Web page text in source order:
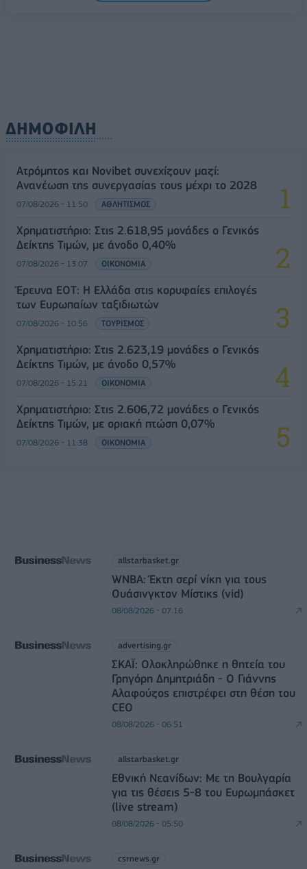
ΔΗΜΟΦΙΛΗ
Ατρόμητος και Novibet συνεχίζουν μαζί:
Ανανέωση της συνεργασίας τους μέχρι το 2028
07/08/2026 - 11:50 ΑΘΛΗΤΙΣΜΟΣ
Χρηματιστήριο: Στις 2.618,95 μονάδες ο Γενικός
Δείκτης Τιμών, με άνοδο 0,40%
07/08/2026 - 13:07 ΟΙΚΟΝΟΜΙΑ
Έρευνα ΕΟΤ: Η Ελλάδα στις κορυφαίες επιλογές
των Ευρωπαίων ταξιδιωτών
07/08/2026 - 10:56 ΤΟΥΡΙΣΜΟΣ
Χρηματιστήριο: Στις 2.623,19 μονάδες ο Γενικός
Δείκτης Τιμών, με άνοδο 0,57%
07/08/2026 - 15:21 ΟΙΚΟΝΟΜΙΑ
Χρηματιστήριο: Στις 2.606,72 μονάδες ο Γενικός
Δείκτης Τιμών, με οριακή πτώση 0,07%
07/08/2026 - 11:38 ΟΙΚΟΝΟΜΙΑ
allstarbasket.gr
WNBA: Έκτη σερί νίκη για τους
Ουάσινγκτον Μίστικς (vid)
08/08/2026 - 07:16
advertising.gr
ΣΚΑΪ: Ολοκληρώθηκε η θητεία του
Γρηγόρη Δημητριάδη - Ο Γιάννης
Αλαφούζος επιστρέφει στη θέση του
CEO
08/08/2026 - 06:51
allstarbasket.gr
Εθνική Νεανίδων: Με τη Βουλγαρία
για τις θέσεις 5-8 του Ευρωμπάσκετ
(live stream)
08/08/2026 - 05:50
csrnews.gr